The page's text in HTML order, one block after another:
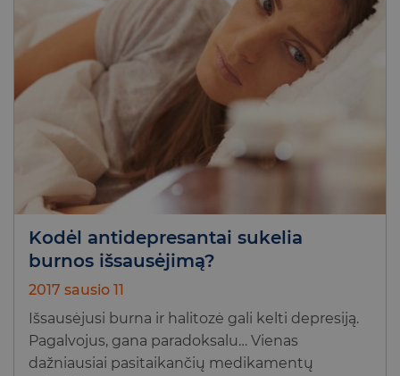
Kodėl antidepresantai sukelia
burnos išsausėjimą?
2017 sausio 11
Išsausėjusi burna ir halitozė gali kelti depresiją.
Pagalvojus, gana paradoksalu… Vienas
dažniausiai pasitaikančių medikamentų